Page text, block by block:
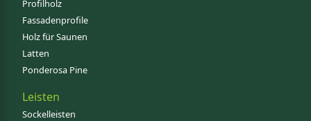
Profilholz
Fassadenprofile
Holz für Saunen
Latten
Ponderosa Pine
Leisten
Sockelleisten